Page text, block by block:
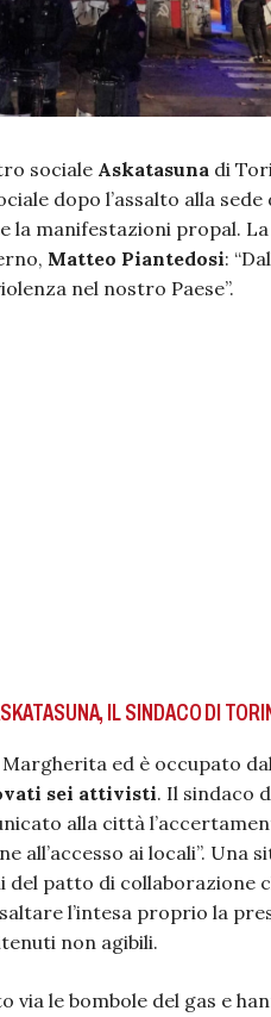
sociale Askatasuna di
dopo l’assalto alla
la manifestazioni propal.
Matteo Piantedosi:
nel nostro Paese”.
IL SINDACO DI
ed è occupato
sei attivisti. Il sindaco
alla città
all’accesso ai locali”. Una
patto di collaborazione
l’intesa proprio la
non agibili.
via le bombole del gas e